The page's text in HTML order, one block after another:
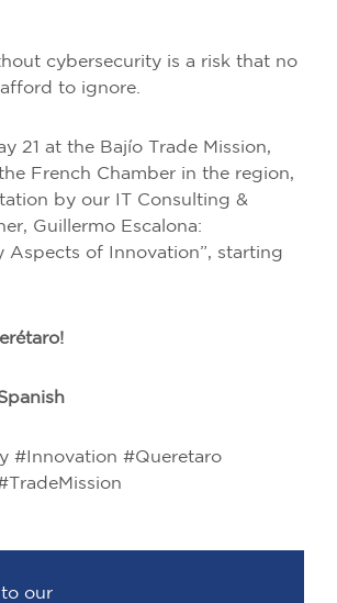
cybersecurity is a risk that no
to ignore.
21 at the Bajío Trade Mission,
French Chamber in the region,
by our IT Consulting &
Guillermo Escalona:
Aspects of Innovation”, starting
#Innovation #Queretaro
to our